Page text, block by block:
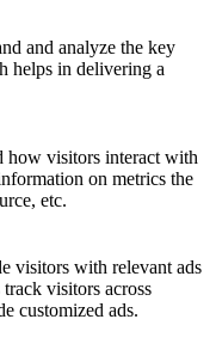
and analyze the key
helps in delivering a
how visitors interact with
on metrics the
etc.
visitors with relevant ads
visitors across
customized ads.